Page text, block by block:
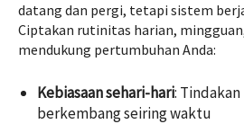
datang dan pergi, tetapi sistem
Ciptakan rutinitas harian,
mendukung pertumbuhan Anda:
Kebiasaan sehari-hari:
berkembang seiring waktu